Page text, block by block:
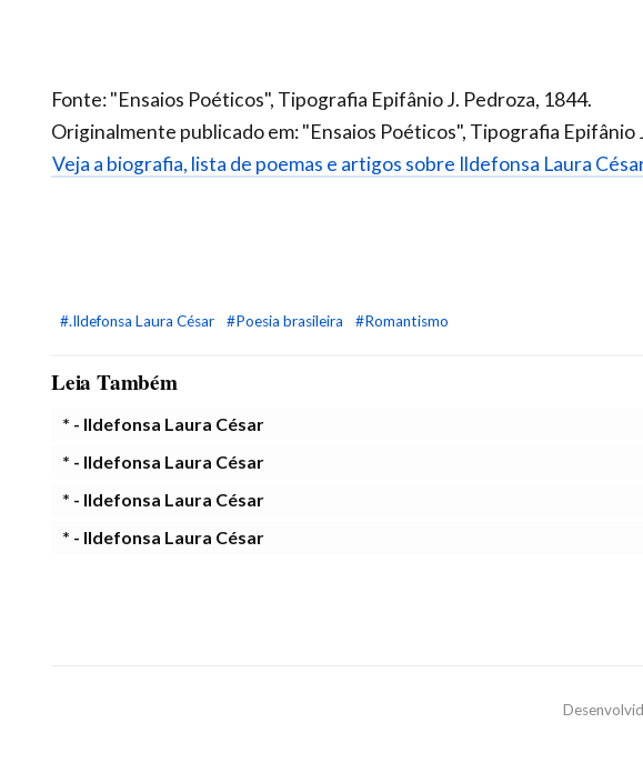
Fonte: "Ensaios Poéticos", Tipografia Epifânio J. Pedroza, 1844.
Originalmente publicado em: "Ensaios Poéticos", Tipografia Epifânio
Veja a biografia, lista de poemas e artigos sobre Ildefonsa Laura
#.Ildefonsa Laura César #Poesia brasileira #Romantismo
Leia Também
* - Ildefonsa Laura César
* - Ildefonsa Laura César
* - Ildefonsa Laura César
* - Ildefonsa Laura César